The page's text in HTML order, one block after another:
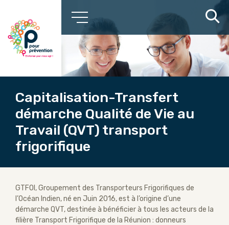
Capitalisation-Transfert
démarche Qualité de Vie au
Travail (QVT) transport
frigorifique
GTFOI, Groupement des Transporteurs Frigorifiques de
l’Océan Indien, né en Juin 2016, est à l’origine d’une
démarche QVT, destinée à bénéficier à tous les acteurs de la
filière Transport Frigorifique de la Réunion : donneurs